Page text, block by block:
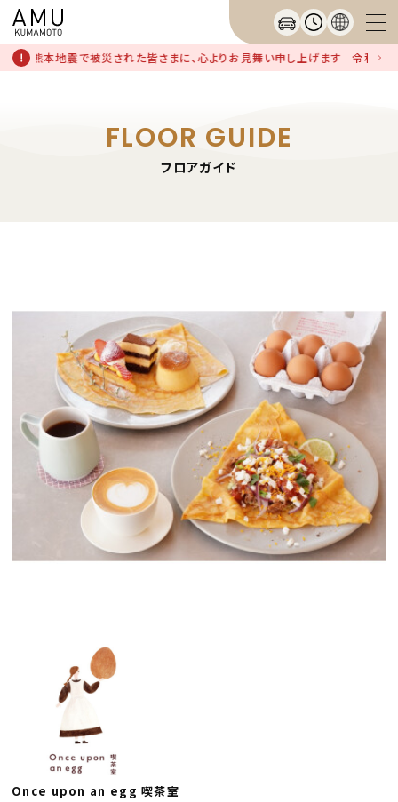
8年熊本地震で被災された皆さまに、心よりお見舞い申し上げます 令和8年
FLOOR GUIDE
フロアガイド
Once upon an egg 喫茶室